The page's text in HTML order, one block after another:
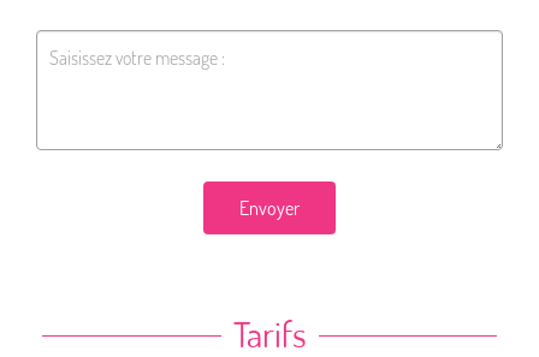
Envoyer
Tarifs